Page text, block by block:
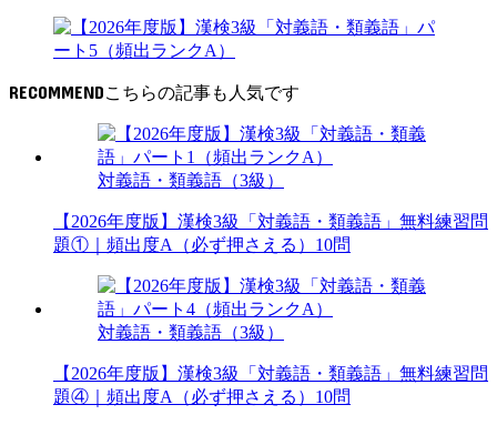
RECOMMEND
対義語・類義語（3級）
【2026年度版】漢検3級「対義語・類義語」無料練習問
題①｜頻出度A（必ず押さえる）10問
対義語・類義語（3級）
【2026年度版】漢検3級「対義語・類義語」無料練習問
題④｜頻出度A（必ず押さえる）10問